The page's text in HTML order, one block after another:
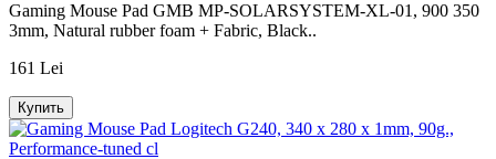
Gaming Mouse Pad GMB MP-SOLARSYSTEM-XL-01, 900 350
3mm, Natural rubber foam + Fabric, Black..
161 Lei
Купить